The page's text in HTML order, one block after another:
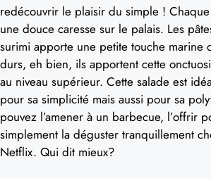
redécouvrir le plaisir du simple !
une douce caresse sur le palais. Les
surimi apporte une petite touche marine
durs, eh bien, ils apportent cette
au niveau supérieur. Cette salade est
pour sa simplicité mais aussi pour sa
pouvez l’amener à un barbecue, l’offrir
simplement la déguster tranquillement
Netflix. Qui dit mieux?